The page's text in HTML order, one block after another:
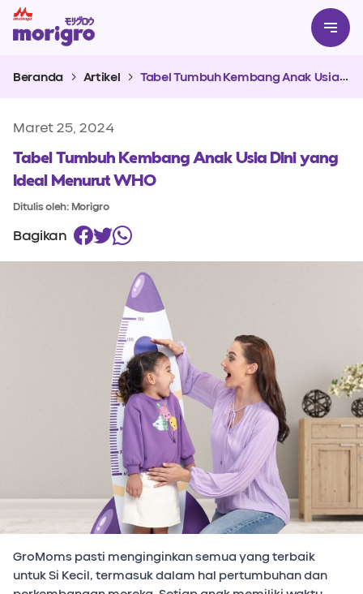
Beranda Artikel Tabel Tumbuh Kembang Anak Usia Dini yang Ideal Menurut WHO
Maret 25, 2024
Tabel Tumbuh Kembang Anak Usia Dini yang
Ideal Menurut WHO
Ditulis oleh: Morigro
Bagikan
GroMoms pasti menginginkan semua yang terbaik
untuk Si Kecil, termasuk dalam hal pertumbuhan dan